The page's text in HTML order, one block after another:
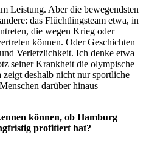
Leistung. Aber die bewegendsten
das Flüchtlingsteam etwa, in
die wegen Krieg oder
können. Oder Geschichten
Verletzlichkeit. Ich denke etwa
seiner Krankheit die olympische
deshalb nicht nur sportliche
darüber hinaus
können, ob Hamburg
profitiert hat?